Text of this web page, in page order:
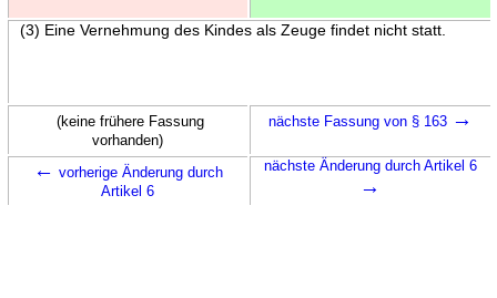
(3) Eine Vernehmung des Kindes als Zeuge findet nicht statt.
(keine frühere Fassung
vorhanden)
nächste Fassung von § 163 →
← vorherige Änderung durch
Artikel 6
nächste Änderung durch Artikel 6
→